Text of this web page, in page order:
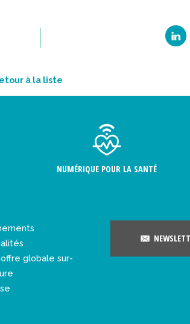
à la liste
NUMÉRIQUE POUR LA SANTÉ
globale sur-